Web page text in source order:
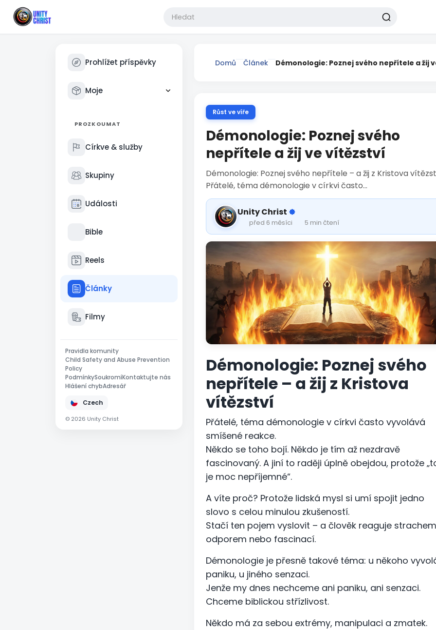
Prohlížet příspěvky
Moje
PROZKOUMAT
Církve & služby
Skupiny
Události
Bible
Reels
Články
Filmy
Pravidla komunity
Child Safety and Abuse Prevention
Policy
PodmínkySoukromíKontaktujte nás
Hlášení chybAdresář
Czech
© 2026 Unity Christ
Domů Článek Démonologie: Poznej svého nepřítele a žij
Růst ve víře
Démonologie: Poznej svého
nepřítele a žij ve vítězství
Démonologie: Poznej svého nepřítele – a žij z Kristova
Přátelé, téma démonologie v církvi často...
Unity Christ
před 6 měsíci 5 min čtení
Démonologie: Poznej svého
nepřítele – a žij z Kristova
vítězství
Přátelé, téma démonologie v církvi často vyvolává
smíšené reakce.
Někdo se toho bojí. Někdo je tím až nezdravě
fascinovaný. A jiní to raději úplně obejdou, protože
je moc nepříjemné“.
A víte proč? Protože lidská mysl si umí spojit jedno
slovo s celou minulou zkušeností.
Stačí ten pojem vyslovit – a člověk reaguje
odporem nebo fascinací.
Démonologie je přesně takové téma: u někoho
paniku, u jiného senzaci.
Jenže my dnes nechceme ani paniku, ani senzaci.
Chceme biblickou střízlivost.
Někdo má za sebou extrémy, manipulaci a zmatek.